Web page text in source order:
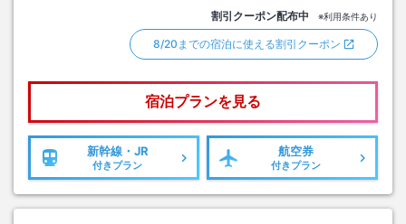
割引クーポン配布中 ※利用条件あり
8/20までの宿泊に使える割引クーポン
宿泊プランを見る
新幹線・JR
付きプラン
航空券
付きプラン